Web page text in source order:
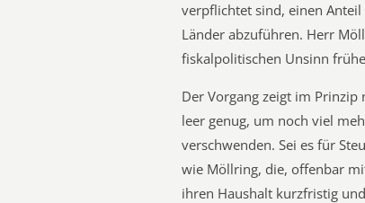
verpflichtet sind, einen
Länder abzuführen. Herr
fiskalpolitischen Unsinn
Der Vorgang zeigt im
leer genug, um noch viel
verschwenden. Sei es für
wie Möllring, die, offenbar
ihren Haushalt kurzfristig